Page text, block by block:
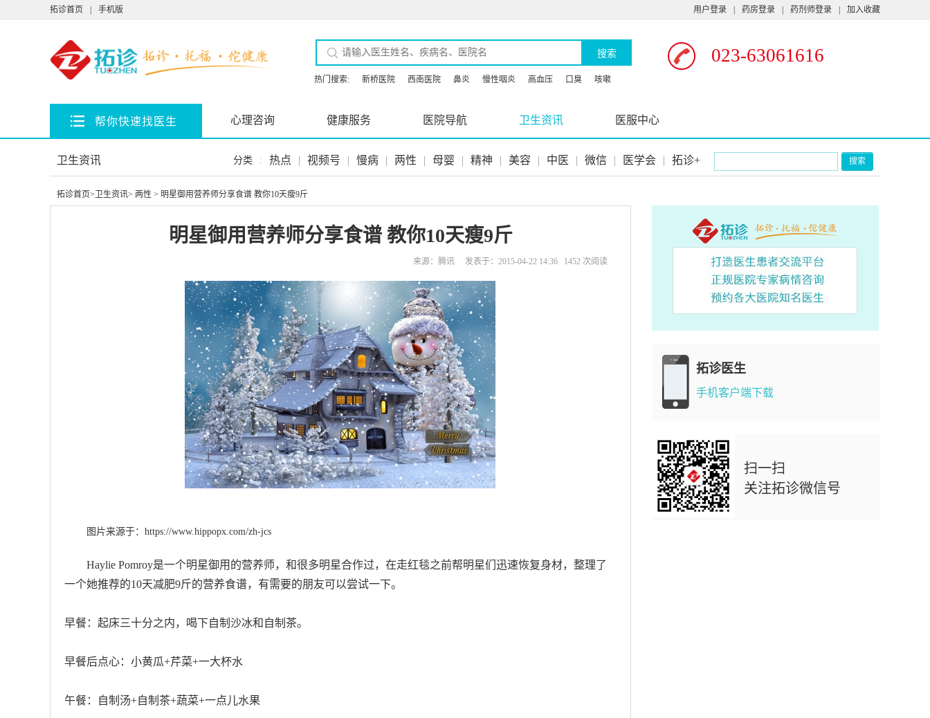
拓诊首页 手机版 用户登录 药房登录 药剂师登录 加入收藏
搜索 023-63061616
热门搜索: 新桥医院 西南医院 鼻炎 慢性咽炎 高血压 口臭 咳嗽
帮你快速找医生 心理咨询 健康服务 医院导航 卫生资讯 医服中心
卫生资讯 分类 : 热点 | 视频号 | 慢病 | 两性 | 母婴 | 精神 | 美容 | 中医 | 微信 | 医学会 | 拓诊+ 搜索
拓诊首页> 卫生资讯> 两性 > 明星御用营养师分享食谱 教你10天瘦9斤
明星御用营养师分享食谱 教你10天瘦9斤
来源：腾讯 发表于：2015-04-22 14:36 1452 次阅读
图片来源于： https://www.hippopx.com/zh-jcs
Haylie Pomroy是一个明星御用的营养师，和很多明星合作过，在走红毯之前帮明星们迅速恢复身材，整理了
一个她推荐的10天减肥9斤的营养食谱，有需要的朋友可以尝试一下。
早餐：起床三十分之内，喝下自制沙冰和自制茶。
早餐后点心：小黄瓜+芹菜+一大杯水
午餐：自制汤+自制茶+蔬菜+一点儿水果
拓诊医生
手机客户端下载
扫一扫
关注拓诊微信号